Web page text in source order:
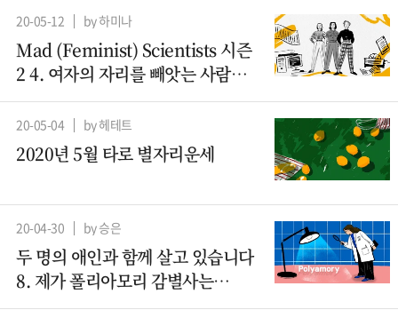
20-05-12 by 하미나
Mad (Feminist) Scientists 시즌
2 4. 여자의 자리를 빼앗는 사람들
– 컴퓨터과학 (2)
20-05-04 by 헤테트
2020년 5월 타로 별자리운세
20-04-30 by 승은
두 명의 애인과 함께 살고 있습니다
8. 제가 폴리아모리 감별사는
아니지만요